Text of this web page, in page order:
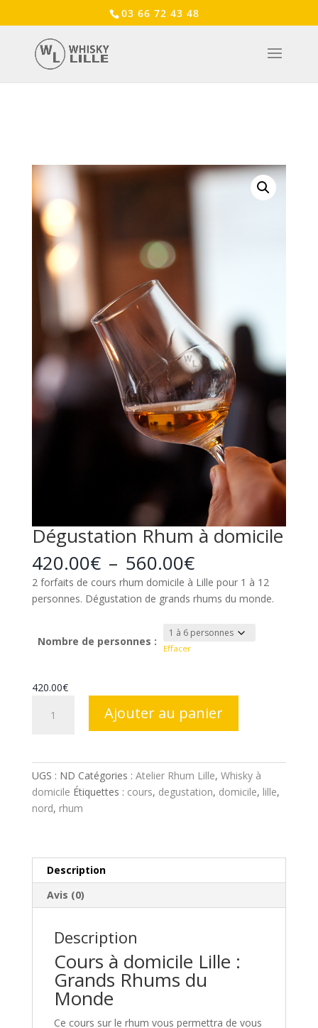
03 66 72 43 48
Dégustation Rhum à domicile
420.00€ – 560.00€Plage
de
prix :
420.00€
à
560.00€
2 forfaits de cours rhum domicile à Lille pour 1 à 12
personnes. Dégustation de grands rhums du monde.
Nombre de personnes :
Effacer
420.00€
domicile
Ajouter au panier
UGS : ND Catégories : Atelier Rhum Lille, Whisky à
domicile Étiquettes : cours, degustation, domicile, lille,
nord, rhum
Description
Avis (0)
Description
Cours à domicile Lille :
Grands Rhums du
Monde
Ce cours sur le rhum vous permettra de vous